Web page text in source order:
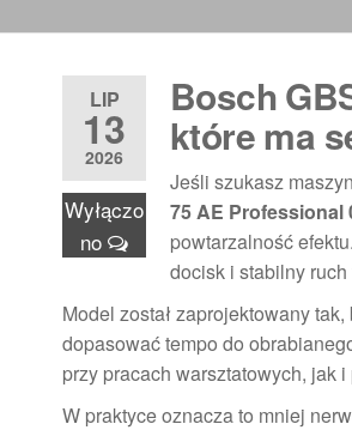
LIP
13
2026
Wyłączo
no
Bosch
które ma
Jeśli szukasz
75 AE Professional
powtarzalność
docisk i stabilny ruch
Model został zaprojektowany
dopasować tempo do
przy pracach warsztatowych, jak
W praktyce oznacza to mniej